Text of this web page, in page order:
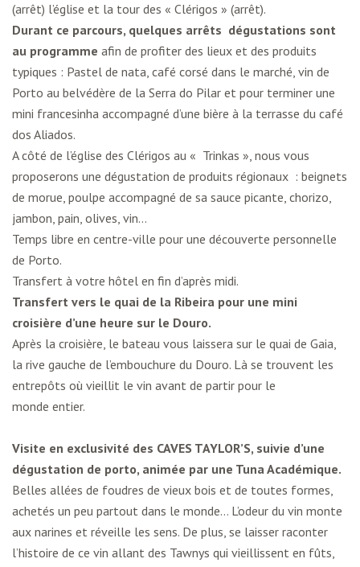
(arrêt) l’église et la tour des « Clérigos » (arrêt).
Durant ce parcours, quelques arrêts dégustations sont
au programme afin de profiter des lieux et des produits
typiques : Pastel de nata, café corsé dans le marché, vin de
Porto au belvédère de la Serra do Pilar et pour terminer une
mini francesinha accompagné d’une bière à la terrasse du café
dos Aliados.
A côté de l’église des Clérigos au « Trinkas », nous vous
proposerons une dégustation de produits régionaux : beignets
de morue, poulpe accompagné de sa sauce picante, chorizo,
jambon, pain, olives, vin…
Temps libre en centre-ville pour une découverte personnelle
de Porto.
Transfert à votre hôtel en fin d’après midi.
Transfert vers le quai de la Ribeira pour une mini
croisière d’une heure sur le Douro.
Après la croisière, le bateau vous laissera sur le quai de Gaia,
la rive gauche de l’embouchure du Douro. Là se trouvent les
entrepôts où vieillit le vin avant de partir pour le
monde entier.
Visite en exclusivité des CAVES TAYLOR’S, suivie d’une
dégustation de porto, animée par une Tuna Académique.
Belles allées de foudres de vieux bois et de toutes formes,
achetés un peu partout dans le monde… L’odeur du vin monte
aux narines et réveille les sens. De plus, se laisser raconter
l’histoire de ce vin allant des Tawnys qui vieillissent en fûts,